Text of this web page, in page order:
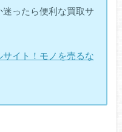
ったら便利な買取サ
イト！モノを売るな